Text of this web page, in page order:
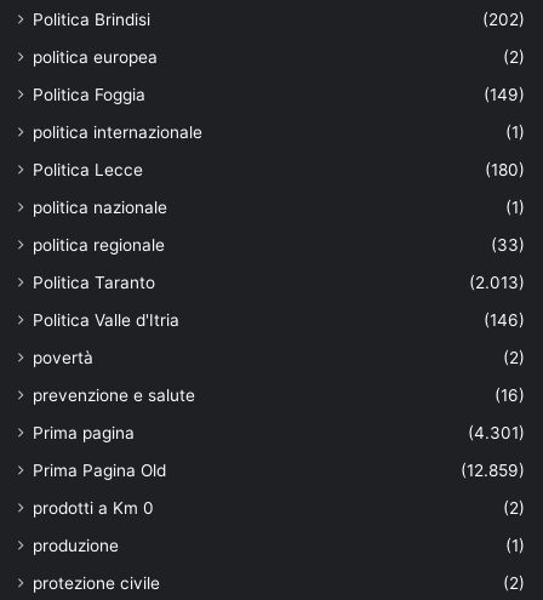
Politica Brindisi
(202)
politica europea
(2)
Politica Foggia
(149)
politica internazionale
(1)
Politica Lecce
(180)
politica nazionale
(1)
politica regionale
(33)
Politica Taranto
(2.013)
Politica Valle d'Itria
(146)
povertà
(2)
prevenzione e salute
(16)
Prima pagina
(4.301)
Prima Pagina Old
(12.859)
prodotti a Km 0
(2)
produzione
(1)
protezione civile
(2)